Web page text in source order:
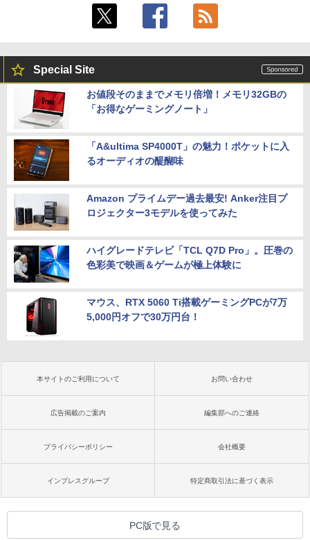
Special Site
お値段そのままでメモリ倍増！メモリ32GBの
「お得なゲーミングノート」
「A&ultima SP4000T」の魅力！ポケットに入
るオーディオの醍醐味
Amazon プライムデー過去最安! Anker注目プ
ロジェクター3モデルを使ってみた
ハイグレードテレビ「TCL Q7D Pro」。圧巻の
色彩美で映画＆ゲームが極上体験に
マウス、RTX 5060 Ti搭載ゲーミングPCが7万
5,000円オフで30万円台！
本サイトのご利用について お問い合わせ
広告掲載のご案内 編集部へのご連絡
プライバシーポリシー 会社概要
インプレスグループ 特定商取引法に基づく表示
PC版で見る